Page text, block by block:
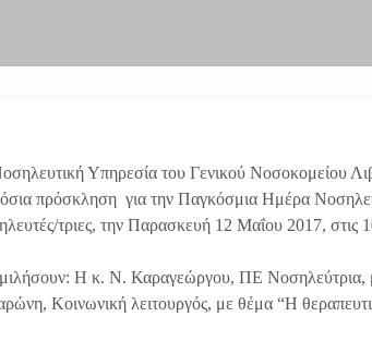
Υπηρεσία του Γενικού Νοσοκομείου
πρόσκληση για την Παγκόσμια Ημέρα
τριες, την Παρασκευή 12 Μαΐου 2017, στις
Η κ. Ν. Καραγεώργου, ΠΕ Νοσηλεύτρια,
Κοινωνική λειτουργός, με θέμα “Η